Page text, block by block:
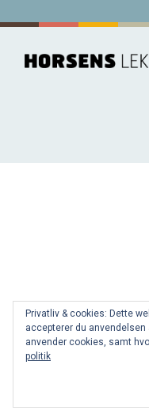
Privatliv & cookies: Dette
accepterer du
anvender cookies, samt
politik